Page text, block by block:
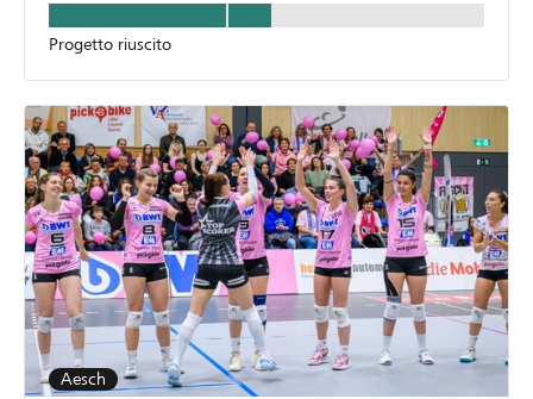
Progetto riuscito
Aesch